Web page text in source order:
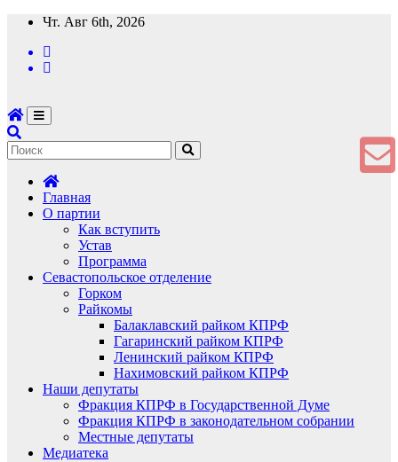
Перейти
содержимому
Чт. Авг 6th, 2026
Главная
О партии
Как вступить
Устав
Программа
Севастопольское отделение
Горком
Райкомы
Балаклавский райком КПРФ
Гагаринский райком КПРФ
Ленинский райком КПРФ
Нахимовский райком КПРФ
Наши депутаты
Фракция КПРФ в Государственной Думе
Фракция КПРФ в законодательном собрании
Местные депутаты
Медиатека